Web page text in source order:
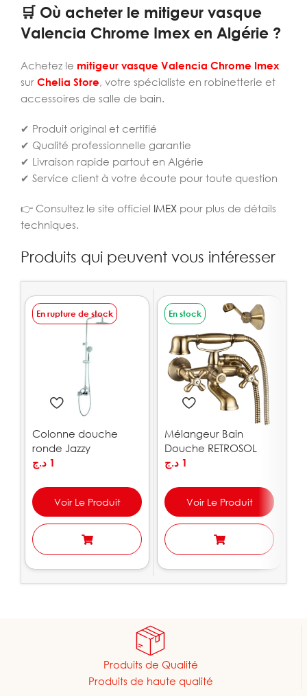
🛒 Où acheter le mitigeur vasque
Valencia Chrome Imex en Algérie ?
Achetez le mitigeur vasque Valencia Chrome Imex
sur Chelia Store, votre spécialiste en robinetterie et
accessoires de salle de bain.
✔ Produit original et certifié
✔ Qualité professionnelle garantie
✔ Livraison rapide partout en Algérie
✔ Service client à votre écoute pour toute question
👉 Consultez le site officiel IMEX pour plus de détails
techniques.
Produits qui peuvent vous intéresser
En rupture de stock
Colonne douche
ronde Jazzy
1 د.ج
Voir Le Produit
En stock
Mélangeur Bain
Douche RETROSOL
1 د.ج
Voir Le Produit
Produits de Qualité
Produits de haute qualité